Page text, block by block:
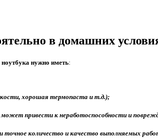
в домашних
ноутбука нужно иметь:
хорошая термопаста и т.д.);
привести к неработоспособности и
количество и качество выполняемых